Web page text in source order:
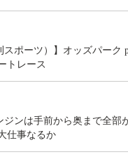
スポーツ）】オッズパーク
トレース
ジンは手前から奥まで全部
仕事なるか